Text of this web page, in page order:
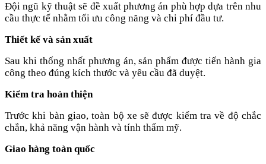
Đội ngũ kỹ thuật sẽ đề xuất phương án phù hợp dựa trên nhu
cầu thực tế nhằm tối ưu công năng và chi phí đầu tư.
Thiết kế và sản xuất
Sau khi thống nhất phương án, sản phẩm được tiến hành gia
công theo đúng kích thước và yêu cầu đã duyệt.
Kiểm tra hoàn thiện
Trước khi bàn giao, toàn bộ xe sẽ được kiểm tra về độ chắc
chắn, khả năng vận hành và tính thẩm mỹ.
Giao hàng toàn quốc